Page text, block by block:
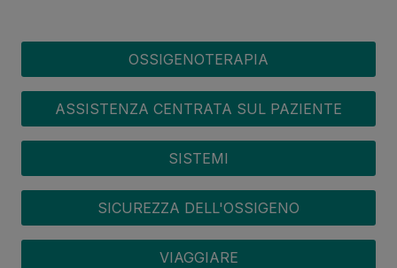
OXYGEN MENUOSSIGENOTERAPIA
ASSISTENZA CENTRATA SUL PAZIENTE
SISTEMI
SICUREZZA DELL'OSSIGENO
VIAGGIARE